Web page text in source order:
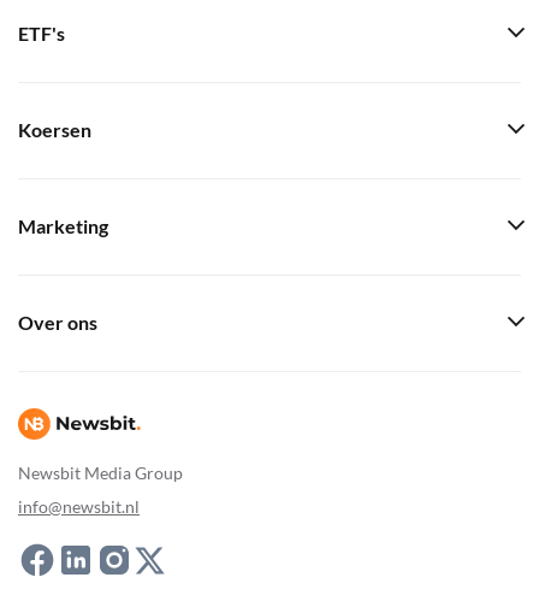
Newsbit Media Group
info@newsbit.nl
ETF's
Koersen
Marketing
Over ons